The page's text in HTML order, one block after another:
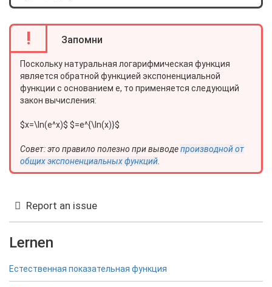
! Запомни
Поскольку натуральная логарифмическая функция
является обратной функцией экспоненциальной
функции с основанием e, то применяется следующий
закон вычисления:
$x=\ln(e^x)$ $=e^{\ln(x)}$
Совет: это правило полезно при выводепроизводной от
общих экспоненциальных функций
Report an issue
Lernen
Естественная показательная функция